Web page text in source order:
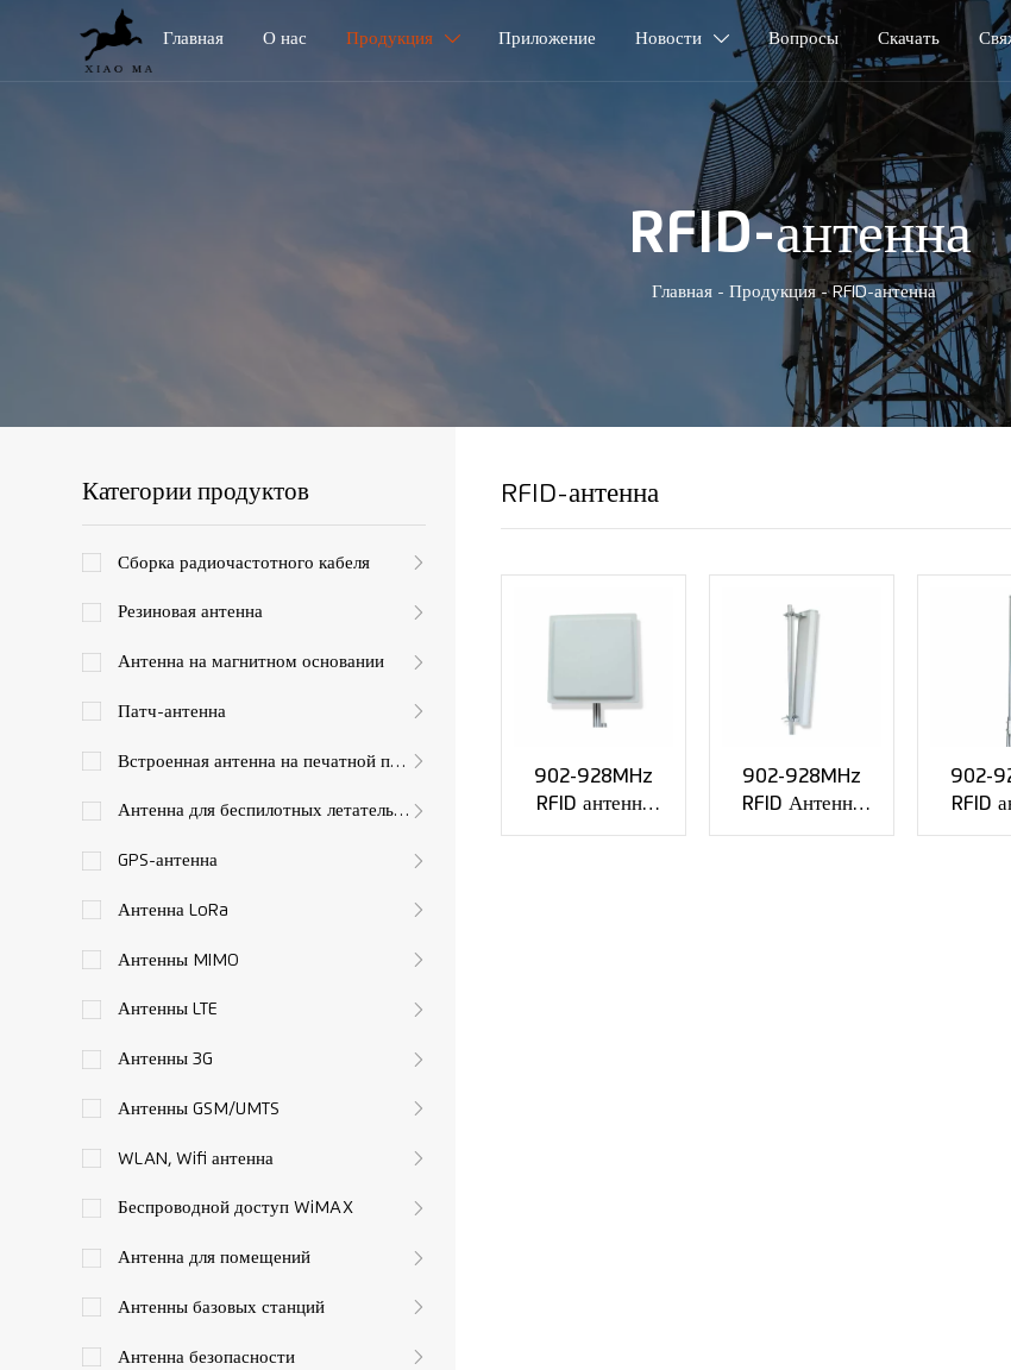
Главная О нас Продукция  Приложение Новости  Вопросы Скачать
RFID-антенна
Главная- Продукция- RFID-антенна
Категории продуктов
Сборка радиочастотного кабеля
Резиновая антенна
Антенна на магнитном основании
Патч-антенна
Встроенная антенна на печатной плате
Антенна для беспилотных летательных аппаратов
GPS-антенна
Антенна LoRa
Антенны MIMO
Антенны LTE
Антенны 3G
Антенны GSM/UMTS
WLAN, Wifi антенна
Беспроводной доступ WiMAX
Антенна для помещений
Антенны базовых станций
Антенна безопасности
RFID-антенна
902-928MHz
RFID антенна
усиления 12dBi
902-928MHz
RFID Антенна
VSWR≤1.5 с
902-
RFID